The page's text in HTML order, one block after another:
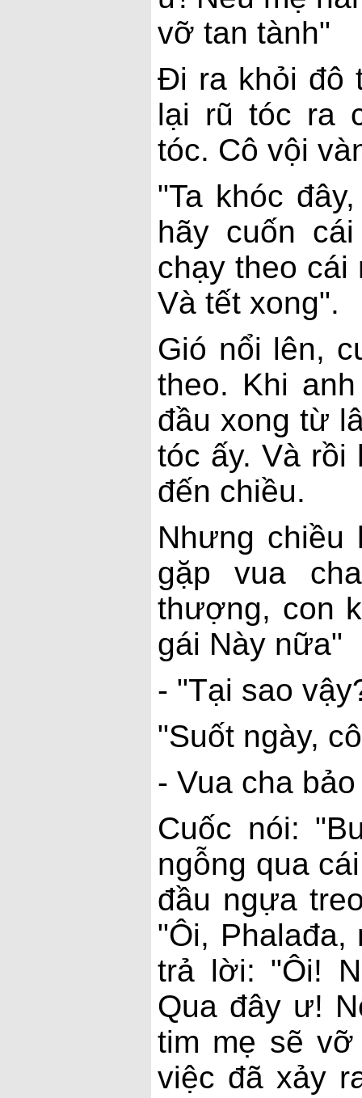
vỡ tan tành"
Đi ra khỏi đô
lại rũ tóc ra
tóc. Cô vội
"Ta khóc
hãy cuốn
chạy theo cái
Và tết xong".
Gió nổi lên,
theo. Khi
đầu xong từ
tóc ấy. Và rồi
đến chiều.
Nhưng chiều
gặp vua
thượng, con
gái Này nữa"
- "Tại sao
"Suốt ngày,
- Vua cha
Cuốc nói:
ngỗng qua
đầu ngựa
"Ôi,
trả lời: "Ôi!
Qua đây ư!
tim mẹ sẽ
việc đã xảy